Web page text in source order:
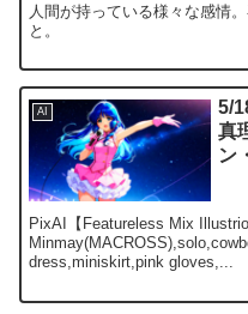
人間が持っている様々な感情
と。
AI
5/
真
ン
PixAI【Featureless Mix
dress,miniskirt,pink gloves,...